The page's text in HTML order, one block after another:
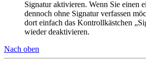
Signatur aktivieren. Wenn Sie einen
dennoch ohne Signatur verfassen
dort einfach das Kontrollkästchen
wieder deaktivieren.
Nach oben